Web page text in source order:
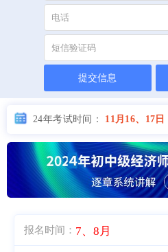
提交信息
24年考试时间： 11月16、17日
报名时间： 7、8月